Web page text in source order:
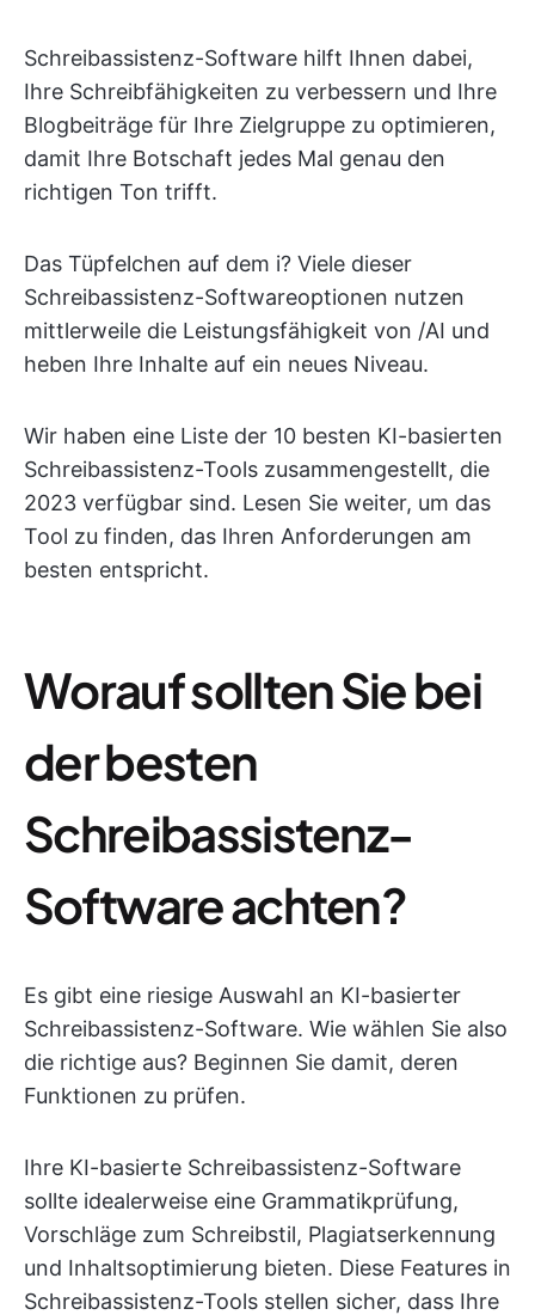
Schreibassistenz-Software hilft Ihnen dabei,
Ihre Schreibfähigkeiten zu verbessern und Ihre
Blogbeiträge für Ihre Zielgruppe zu optimieren,
damit Ihre Botschaft jedes Mal genau den
richtigen Ton trifft.
Das Tüpfelchen auf dem i? Viele dieser
Schreibassistenz-Softwareoptionen nutzen
mittlerweile die Leistungsfähigkeit von /AI und
heben Ihre Inhalte auf ein neues Niveau.
Wir haben eine Liste der 10 besten KI-basierten
Schreibassistenz-Tools zusammengestellt, die
2023 verfügbar sind. Lesen Sie weiter, um das
Tool zu finden, das Ihren Anforderungen am
besten entspricht.
Worauf sollten Sie bei
der besten
Schreibassistenz-
Software achten?
Es gibt eine riesige Auswahl an KI-basierter
Schreibassistenz-Software. Wie wählen Sie also
die richtige aus? Beginnen Sie damit, deren
Funktionen zu prüfen.
Ihre KI-basierte Schreibassistenz-Software
sollte idealerweise eine Grammatikprüfung,
Vorschläge zum Schreibstil, Plagiatserkennung
und Inhaltsoptimierung bieten. Diese Features in
Schreibassistenz-Tools stellen sicher, dass Ihre